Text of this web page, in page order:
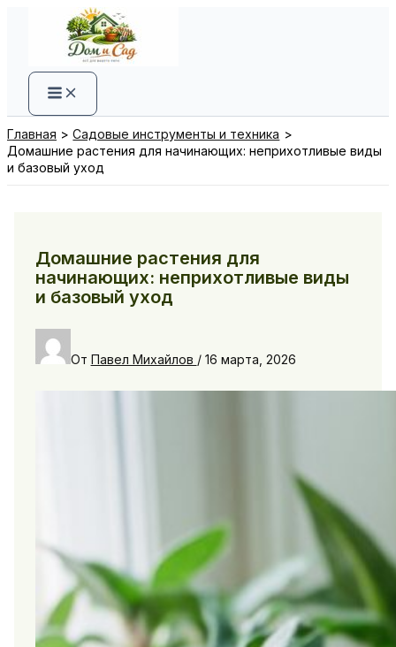
содержимому
Главная
Садовые инструменты и техника
Домашние растения для начинающих: неприхотливые виды
и базовый уход
Домашние растения для
начинающих: неприхотливые виды
и базовый уход
От Павел Михайлов / 16 марта, 2026